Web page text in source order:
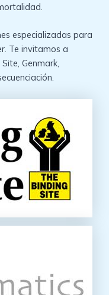
especializadas para
Te invitamos a
Genmark,